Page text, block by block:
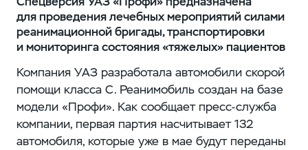
для проведения лечебных мероприятий силами
реанимационной бригады, транспортировки
и мониторинга состояния «тяжелых» пациентов
Компания УАЗ разработала автомобили скорой
помощи класса С. Реанимобиль создан на базе
модели «Профи». Как сообщает пресс-служба
компании, первая партия насчитывает 132
автомобиля, которые уже в мае будут переданы